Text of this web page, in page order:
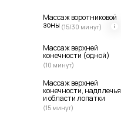
Массаж воротниковой
зоны (15/30 минут)
Массаж верхней
конечности (одной)
(10 минут)
Массаж верхней
конечности, надплечья
и области лопатки
(15 минут)